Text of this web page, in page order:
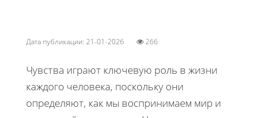
Дата публикации: 21-01-2026 266
Чувства играют ключевую роль в жизни
каждого человека, поскольку они
определяют, как мы воспринимаем мир и